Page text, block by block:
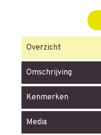
Overzicht
Omschrijving
Kenmerken
Media